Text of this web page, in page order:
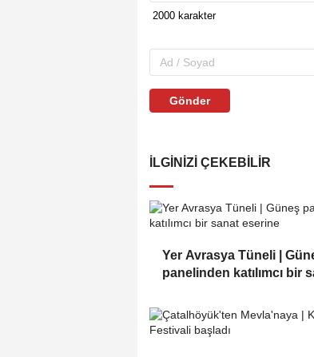
Gönder
İLGINIZI ÇEKEBILIR
Yer Avrasya Tüneli |
panelinden katılımcı bir